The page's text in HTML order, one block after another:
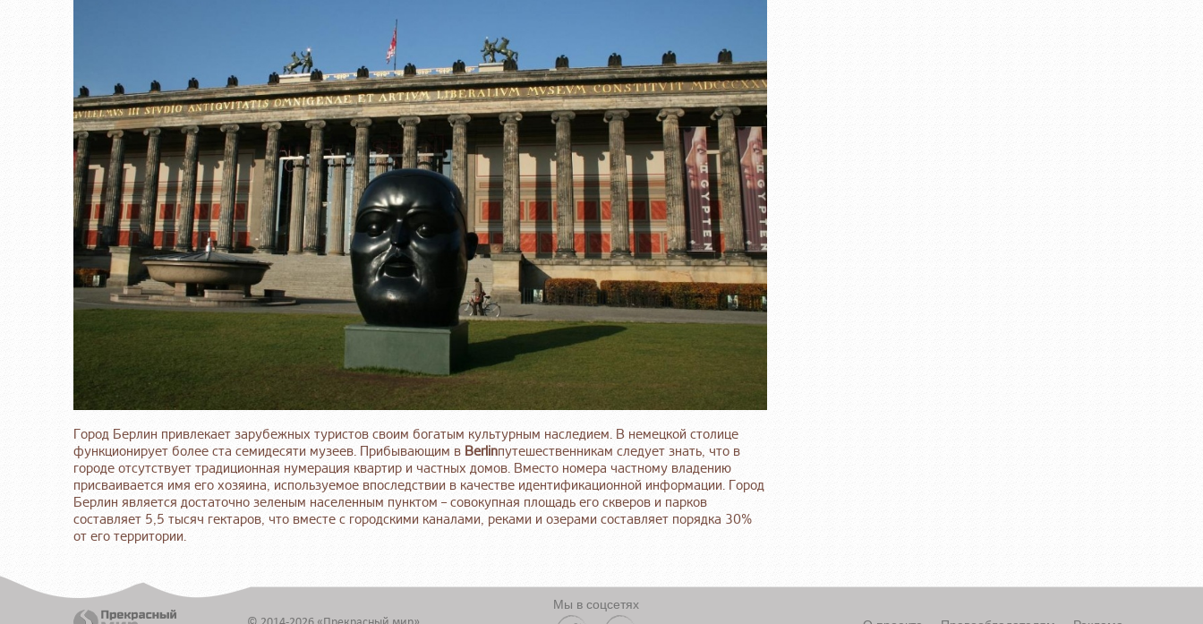
Город Берлин привлекает зарубежных туристов своим богатым культурным наследием. В немецкой столице
функционирует более ста семидесяти музеев. Прибывающим в Berlinпутешественникам следует знать, что в
городе отсутствует традиционная нумерация квартир и частных домов. Вместо номера частному владению
присваивается имя его хозяина, используемое впоследствии в качестве идентификационной информации. Город
Берлин является достаточно зеленым населенным пунктом – совокупная площадь его скверов и парков
составляет 5,5 тысяч гектаров, что вместе с городскими каналами, реками и озерами составляет порядка 30%
от его территории.
Мы в соцсетях